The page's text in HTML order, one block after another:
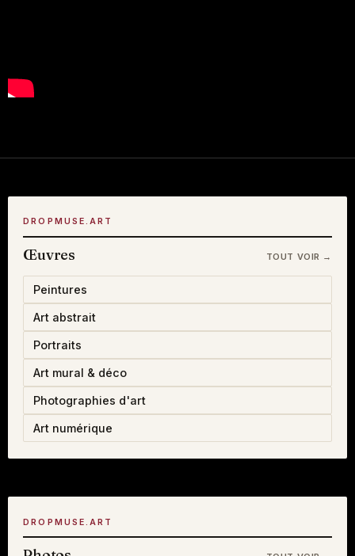
DROPMUSE.ART
Œuvres TOUT VOIR →
Peintures
Art abstrait
Portraits
Art mural & déco
Photographies d'art
Art numérique
DROPMUSE.ART